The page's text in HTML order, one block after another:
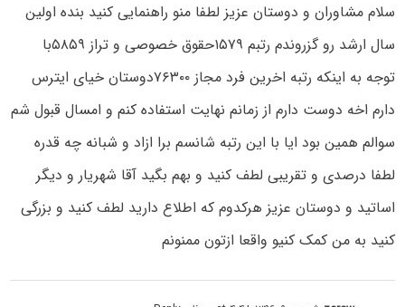
سلام مشاوران و دوستان عزیز لطفا منو راهنمایی کنید بنده اولین
سال ارشد رو گزروندم رتبم ۱۵۷۹حقوق خصوصی و تراز ۵۸۵۹با
توجه به اینکه رتبه اخرین فرد مجاز ۷۶۳۰۰دوستان خیای ایترس
دارم اخه دوست دارم از زمانم نهایت استفاده کنم و امسال قبول شم
سوالم همین بود ایا با این رتبه شانسم برا ازاد و شبانه چه قدره
لطفا درصدی و تقریبی لطف کنید و بهم بگید آقا شهریار و دیگر
اساتید و دوستان عزیز هرکدوم که اطلاع دارید لطف کنید و بزرگی
کنید به من کمک کنیو واقعا ازتون ممنونم